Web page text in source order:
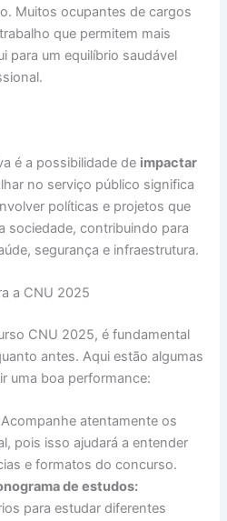
Muitos ocupantes de cargos
que permitem mais
para um equilíbrio saudável
é a possibilidade de impactar
no serviço público significa
políticas e projetos que
sociedade, contribuindo para
segurança e infraestrutura.
a CNU 2025
CNU 2025, é fundamental
antes. Aqui estão algumas
uma boa performance:
Acompanhe atentamente os
pois isso ajudará a entender
e formatos do concurso.
de estudos:
para estudar diferentes